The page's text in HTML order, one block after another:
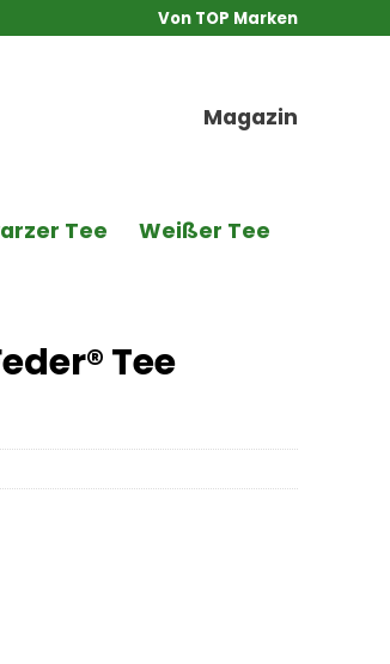
Von TOP Marken
Magazin
Tee Weißer Tee
Tee